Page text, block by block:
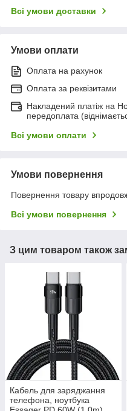
Всі умови доставки
Умови оплати
Оплата на рахунок
Оплата за реквізитами
Накладений платіж на
передоплата
Всі умови оплати
Умови повернення
Повернення товару
Всі умови повернення
З цим товаром також
Кабель для заряджання
телефона, ноутбука